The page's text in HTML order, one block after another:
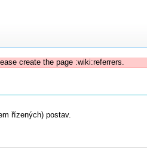
create the page :wiki:referrers.
řízených) postav.